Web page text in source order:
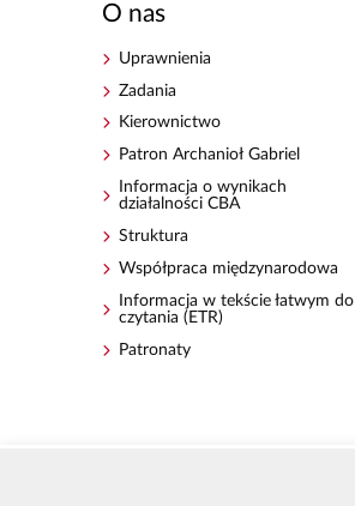
O nas
Uprawnienia
Zadania
Kierownictwo
Patron Archanioł Gabriel
Informacja o wynikach
działalności CBA
Struktura
Współpraca międzynarodowa
Informacja w tekście łatwym do
czytania (ETR)
Patronaty